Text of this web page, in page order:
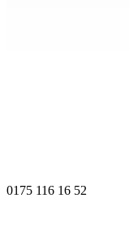
0175 116 16 52